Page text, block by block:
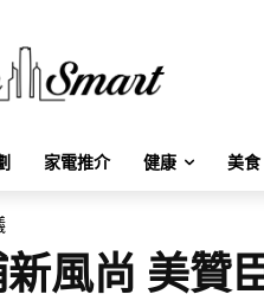
家電推介 健康 美食
風尚 美贊